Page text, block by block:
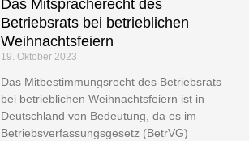
Das Mitspracherecht des
Betriebsrats bei betrieblichen
Weihnachtsfeiern
19. Oktober 2023
Das Mitbestimmungsrecht des Betriebsrats
bei betrieblichen Weihnachtsfeiern ist in
Deutschland von Bedeutung, da es im
Betriebsverfassungsgesetz (BetrVG)